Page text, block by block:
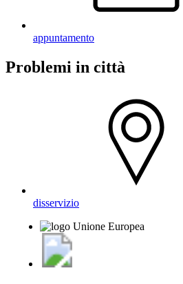
appuntamento
Problemi in città
disservizio